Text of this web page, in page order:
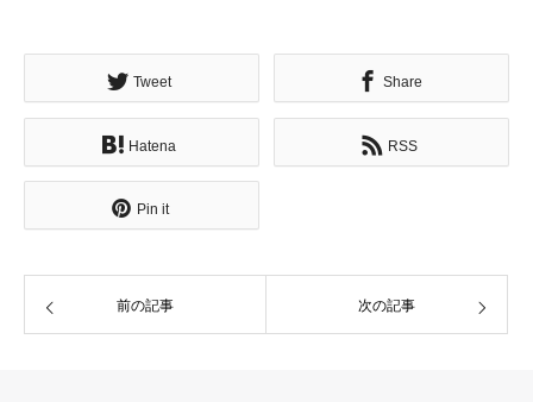
Tweet Share
Hatena RSS
Pin it
前の記事 次の記事